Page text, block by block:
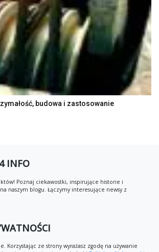
budowa i zastosowanie
INFO
Poznaj ciekawostki, inspirujące historie i
naszym blogu. Łączymy interesujące newsy z
Korzystając ze strony wyrażasz zgodę na używanie